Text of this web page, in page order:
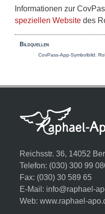
Informationen zur
speziellen Website des
Bildquellen
CovPass-App-Symbolbild:
Reichsstr. 36, 14052
Telefon: (030) 300 99
Fax: (030) 30 589 65
E-Mail: info@raphael-
Web: www.raphael-